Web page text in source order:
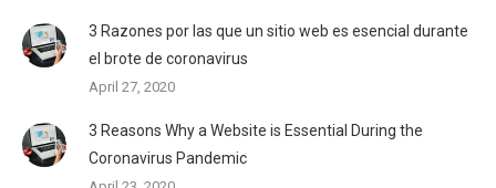
3 Razones por las que un sitio web es esencial durante
el brote de coronavirus
April 27, 2020
3 Reasons Why a Website is Essential During the
Coronavirus Pandemic